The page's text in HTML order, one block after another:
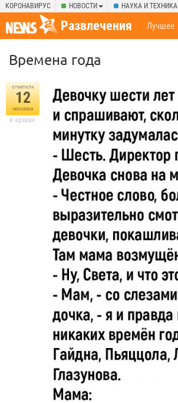
КОРОНАВИРУС НОВОСТИ НАУКА И ТЕХНИКА
Развлечения Лучшее
Времена года
отметили
12
человека
в архиве